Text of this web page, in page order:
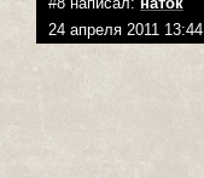
24 апреля 2011 13:44